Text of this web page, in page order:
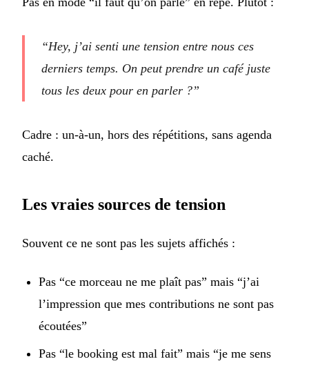
“Hey, j’ai senti une tension entre nous ces
derniers temps. On peut prendre un café juste
tous les deux pour en parler ?”
Cadre : un-à-un, hors des répétitions, sans agenda
caché.
Les vraies sources de tension
Souvent ce ne sont pas les sujets affichés :
Pas “ce morceau ne me plaît pas” mais “j’ai
l’impression que mes contributions ne sont pas
écoutées”
Pas “le booking est mal fait” mais “je me sens